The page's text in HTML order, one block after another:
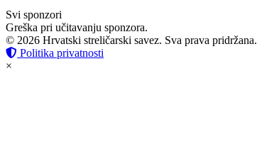
Svi sponzori
Greška pri učitavanju sponzora.
© 2026 Hrvatski streličarski savez. Sva prava pridržana.
Politika privatnosti
×